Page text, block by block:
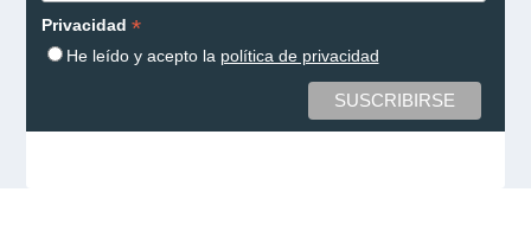
Privacidad *
He leído y acepto la política de privacidad